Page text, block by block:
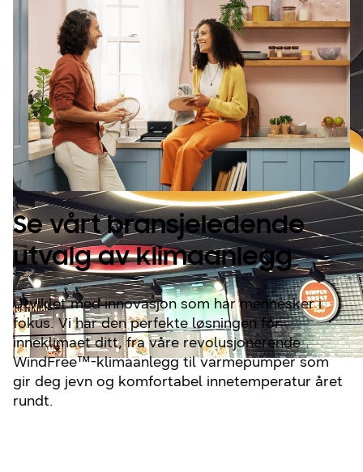
Se vårt bransjeledende
utvalg av klimaanlegg
Utviklet med innovasjon som har mennesker i
fokus. Vi har den perfekte løsningen for
inneklimaet ditt, fra våre revolusjonerende
WindFree™-klimaanlegg til varmepumper som
gir deg jevn og komfortabel innetemperatur året
rundt.